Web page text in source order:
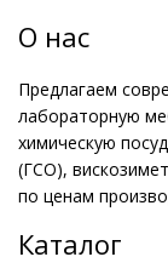
О нас
Предлагаем
лабораторную
химическую
(ГСО),
по ценам
Каталог